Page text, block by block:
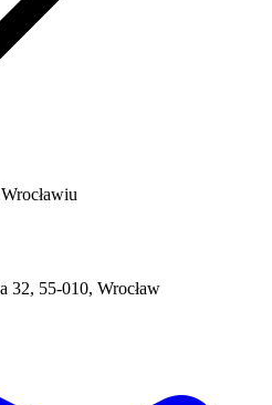
32, 55-010, Wrocław